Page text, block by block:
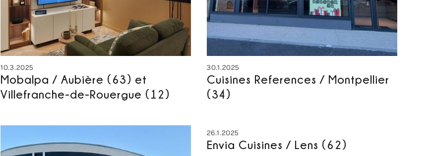
10.3.2025
Mobalpa / Aubière (63) et
Villefranche-de-Rouergue (12)
30.1.2025
Cuisines References / Montpellier
(34)
26.1.2025
Envia Cuisines / Lens (62)